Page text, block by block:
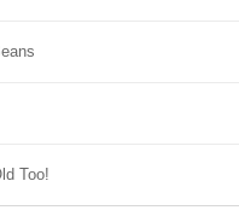
Too!